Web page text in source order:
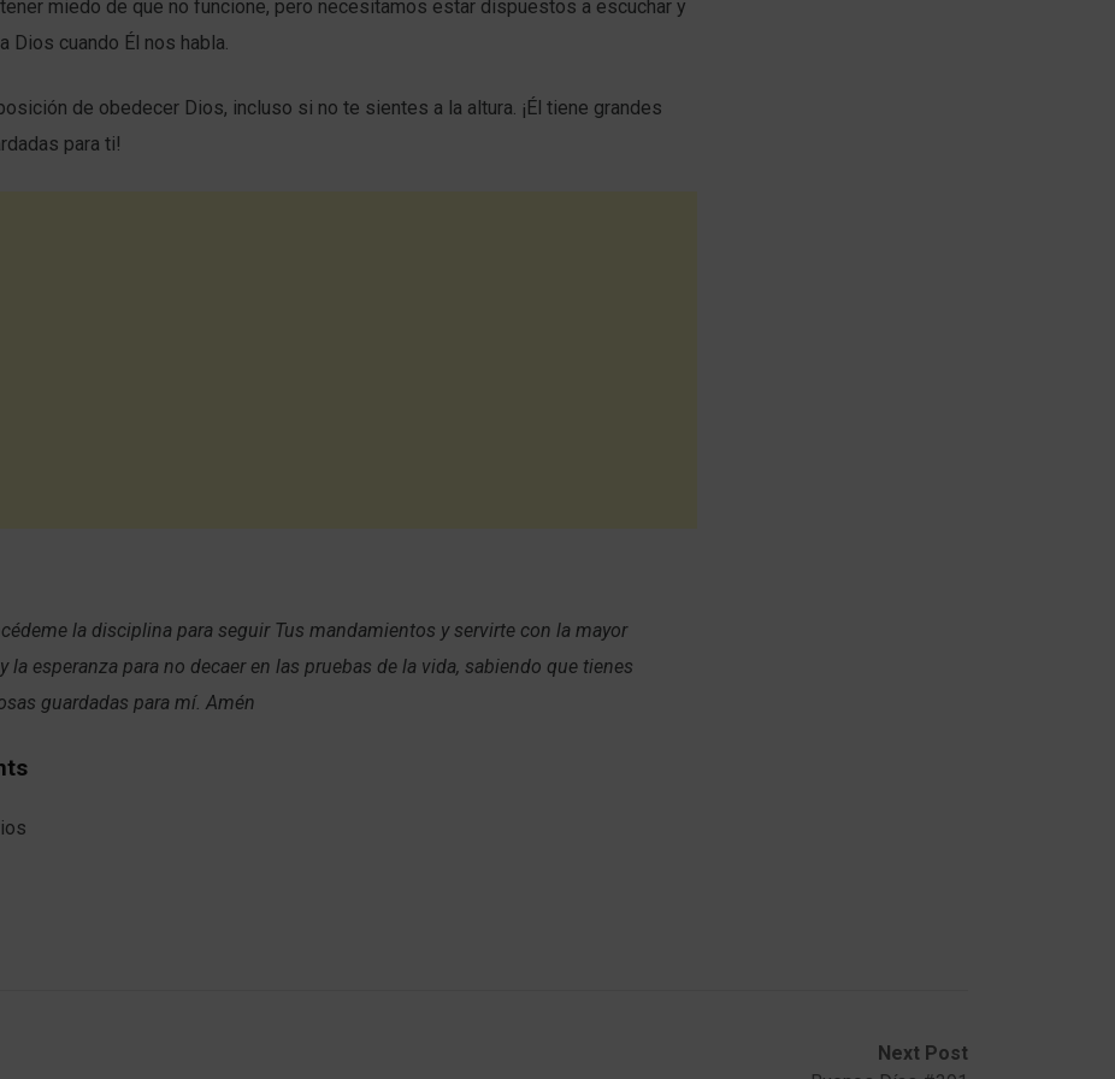
miedo de que no funcione, pero necesitamos estar dispuestos a escuchar y
Dios cuando Él nos habla.
de obedecer Dios, incluso si no te sientes a la altura. ¡Él tiene grandes
para ti!
la disciplina para seguir Tus mandamientos y servirte con la mayor
la esperanza para no decaer en las pruebas de la vida, sabiendo que tienes
guardadas para mí. Amén
Next Post